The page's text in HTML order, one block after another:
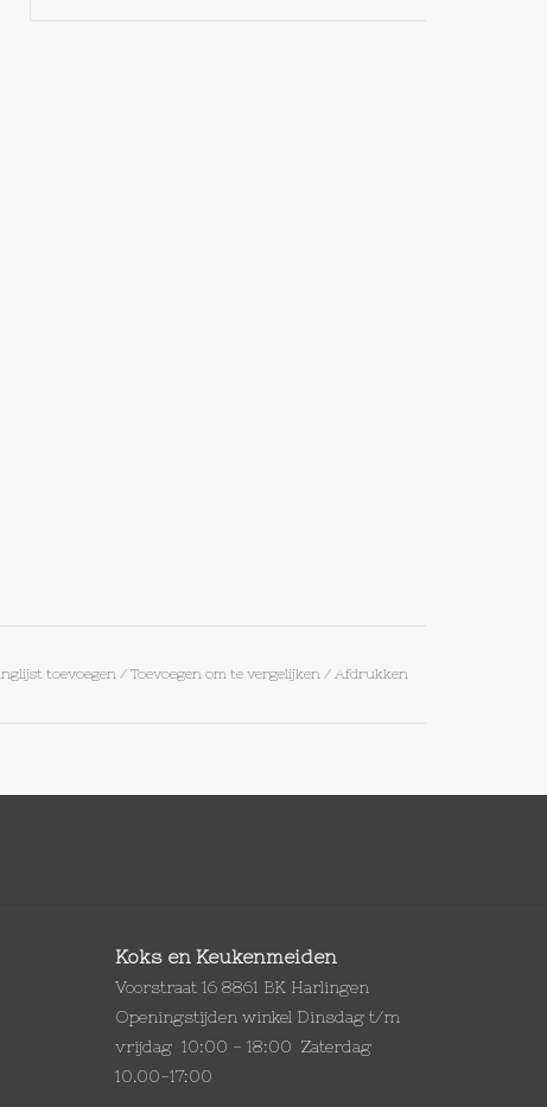
toevoegen / Toevoegen om te vergelijken / Afdrukken
Koks en Keukenmeiden
Voorstraat 16 8861 BK Harlingen
Openingstijden winkel Dinsdag t/m
vrijdag 10:00 - 18:00 Zaterdag
10.00-17:00